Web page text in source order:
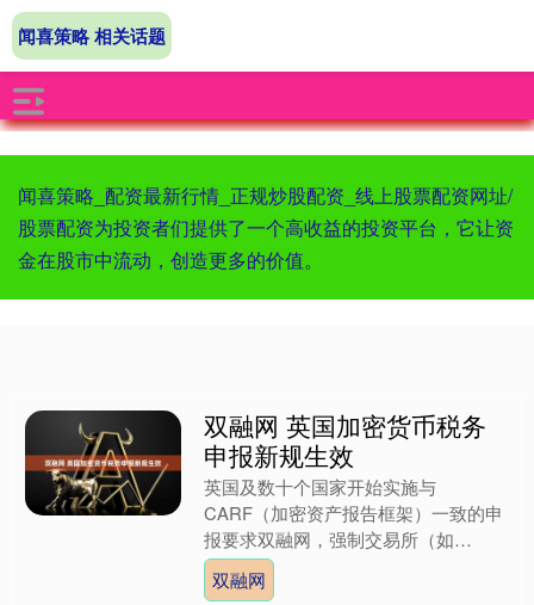
闻喜策略_配资最新行情_正规炒股配资_线上股票配资网址/
股票配资为投资者们提供了一个高收益的投资平台，它让资
金在股市中流动，创造更多的价值。
闻喜策略 相关话题
双融网 英国加密货币税务
申报新规生效
英国及数十个国家开始实施与
CARF（加密资产报告框架）一致的申
报要求双融网，强制交易所（如
Coinbase（COIN））向税务机关共享
用户交易数据。 海量资讯、....
双融网